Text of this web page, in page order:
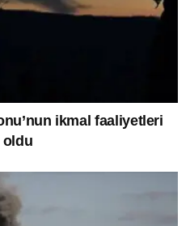
ikmal faaliyetleri
oldu